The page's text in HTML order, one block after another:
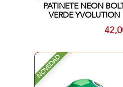
PATINETE NEON
VERDE YVOLUTION
NOVEDAD